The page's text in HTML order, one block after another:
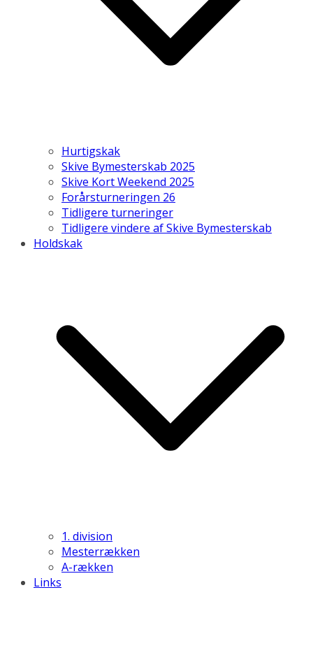
Hurtigskak
Skive Bymesterskab 2025
Skive Kort Weekend 2025
Forårsturneringen 26
Tidligere turneringer
Tidligere vindere af Skive Bymesterskab
Holdskak
1. division
Mesterrækken
A-rækken
Links